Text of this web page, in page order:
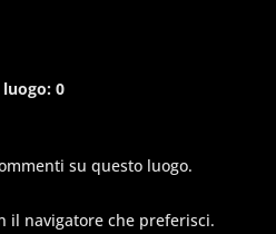
luogo: 0
su questo luogo.
il navigatore che preferisci.